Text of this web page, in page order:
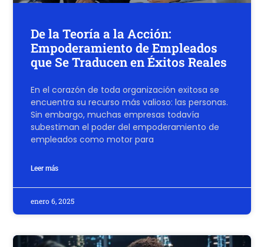
De la Teoría a la Acción:
Empoderamiento de Empleados
que Se Traducen en Éxitos Reales
En el corazón de toda organización exitosa se
encuentra su recurso más valioso: las personas.
Sin embargo, muchas empresas todavía
subestiman el poder del empoderamiento de
empleados como motor para
Leer más
enero 6, 2025